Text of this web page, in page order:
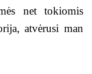
net tokiomis
atvėrusi man